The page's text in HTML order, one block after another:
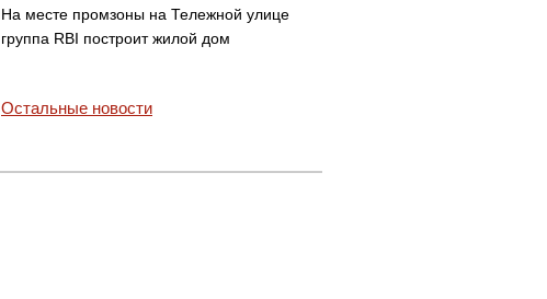
На месте промзоны на Тележной улице
группа RBI построит жилой дом
Остальные новости